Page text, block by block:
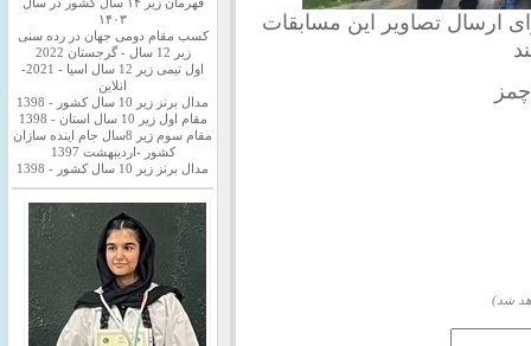
ارسال تصاویر این مسابقات
شد)
قهرمان زیر ۱۴ سال کشور در سال
۱۴۰۳
کسب مقام دومی جهان در رده سنی
زیر 12 سال - گرجستان 2022
اول تیمی زیر 12 سال اسیا - 2021-
انلاین
مدال برنز زیر 10 سال کشور - 1398
مقام اول زیر 10 سال استان - 1398
مقام سوم زیر 8سال جام اینده سازان
کشور -اردیبهشت 1397
مدال برنز زیر 10 سال کشور - 1398